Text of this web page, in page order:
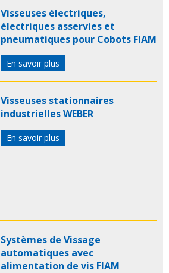
Visseuses électriques,
électriques asservies et
pneumatiques pour Cobots FIAM
En savoir plus
Visseuses stationnaires
industrielles WEBER
En savoir plus
Systèmes de Vissage
automatiques avec
alimentation de vis FIAM